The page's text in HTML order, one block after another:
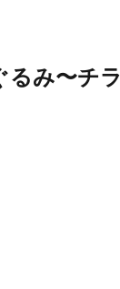
み〜チラ